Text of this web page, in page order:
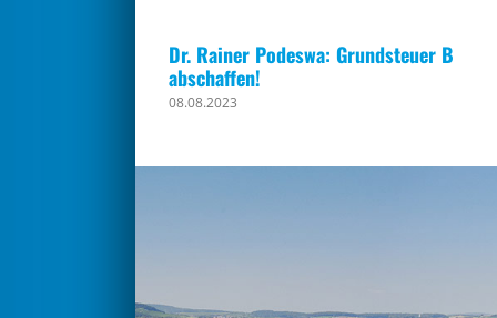
Dr. Rainer Podeswa: Grundsteuer B
abschaffen!
08.08.2023